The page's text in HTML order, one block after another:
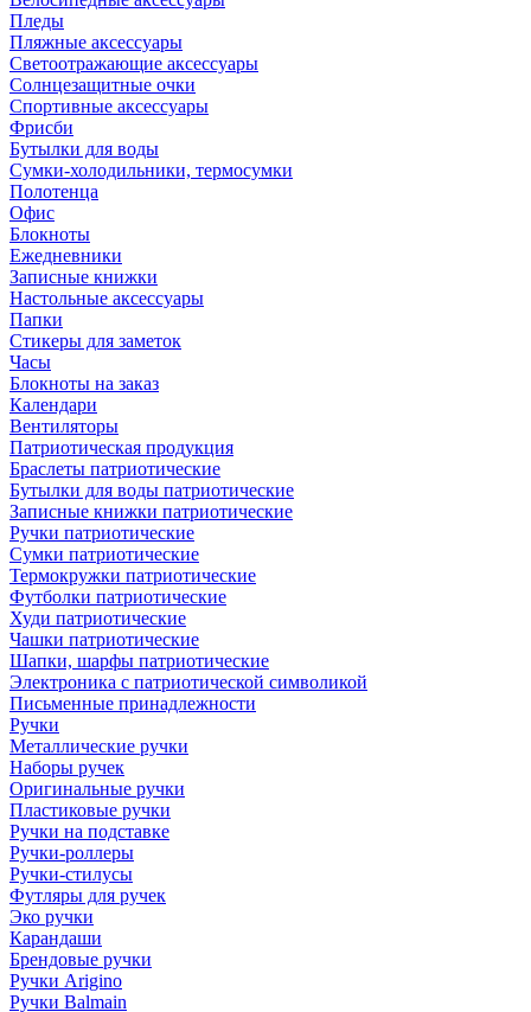
Пледы
Пляжные аксессуары
Светоотражающие аксессуары
Солнцезащитные очки
Спортивные аксессуары
Фрисби
Бутылки для воды
Сумки-холодильники, термосумки
Полотенца
Офис
Блокноты
Ежедневники
Записные книжки
Настольные аксессуары
Папки
Стикеры для заметок
Часы
Блокноты на заказ
Календари
Вентиляторы
Патриотическая продукция
Браслеты патриотические
Бутылки для воды патриотические
Записные книжки патриотические
Ручки патриотические
Сумки патриотические
Термокружки патриотические
Футболки патриотические
Худи патриотические
Чашки патриотические
Шапки, шарфы патриотические
Электроника с патриотической символикой
Письменные принадлежности
Ручки
Металлические ручки
Наборы ручек
Оригинальные ручки
Пластиковые ручки
Ручки на подставке
Ручки-роллеры
Ручки-стилусы
Футляры для ручек
Эко ручки
Карандаши
Брендовые ручки
Ручки Arigino
Ручки Balmain